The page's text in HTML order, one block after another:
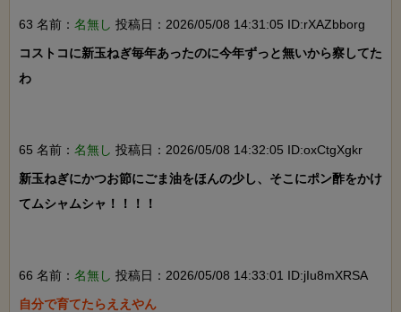
63 名前： 名無し 投稿日：2026/05/08 14:31:05 ID:rXAZbborg
コストコに新玉ねぎ毎年あったのに今年ずっと無いから察してた
わ
65 名前： 名無し 投稿日：2026/05/08 14:32:05 ID:oxCtgXgkr
新玉ねぎにかつお節にごま油をほんの少し、そこにポン酢をかけ
てムシャムシャ！！！！
66 名前： 名無し 投稿日：2026/05/08 14:33:01 ID:jIu8mXRSA
自分で育てたらええやん